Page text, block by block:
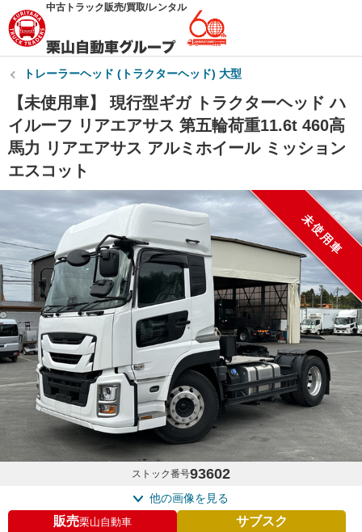
中古トラック販売/買取/レンタル
トレーラーヘッド (トラクターヘッド) 大型
【未使用車】 現行型ギガ トラクターヘッド ハ
イルーフ リアエアサス 第五輪荷重11.6t 460高
馬力 リアエアサス アルミホイール ミッション
エスコット
未使用車
ストック番号93602
他の画像を見る
販売栗山自動車 サブスク